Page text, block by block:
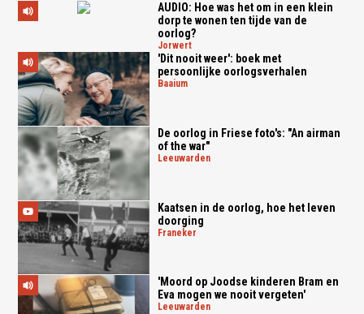
AUDIO: Hoe was het om in een klein
dorp te wonen ten tijde van de
oorlog?
jorwert
'Dit nooit weer': boek met
persoonlijke oorlogsverhalen
baaium
De oorlog in Friese foto's: "An airman
of the war"
leeuwarden
Kaatsen in de oorlog, hoe het leven
doorging
franeker
'Moord op Joodse kinderen Bram en
Eva mogen we nooit vergeten'
leeuwarden